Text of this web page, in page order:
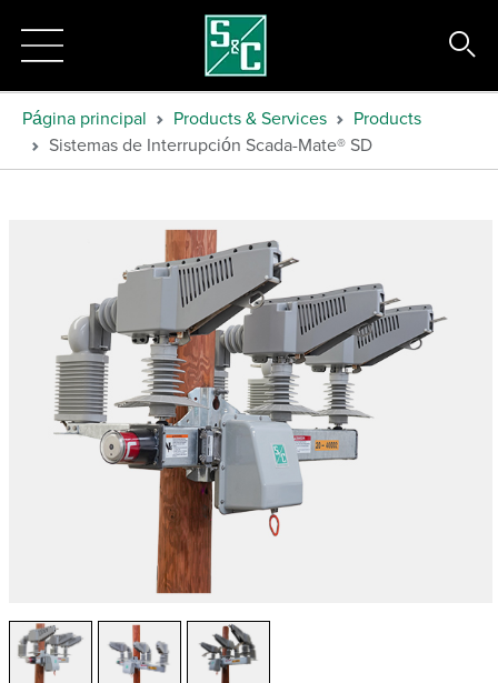
Página principal Products & Services
Products
Sistemas de Interrupción Scada-Mate® SD